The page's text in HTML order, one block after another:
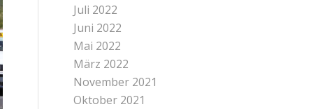
Juli 2022
Juni 2022
Mai 2022
März 2022
November 2021
Oktober 2021